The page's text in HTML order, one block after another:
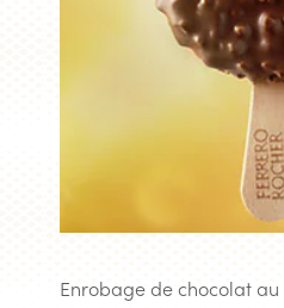
Enrobage de chocolat